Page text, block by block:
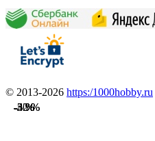
-3 %
-42 %
-3 %
-3 %
-3 %
-3 %
-3 %
-3 %
-3 %
-3 %
-3 %
-50 %
© 2013-2026 https:/1000hobby.ru